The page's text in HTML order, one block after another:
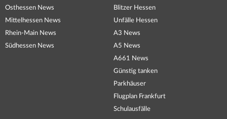
Osthessen News
Mittelhessen News
Rhein-Main News
Südhessen News
Blitzer Hessen
Unfälle Hessen
A3 News
A5 News
A661 News
Günstig tanken
Parkhäuser
Flugplan Frankfurt
Schulausfälle